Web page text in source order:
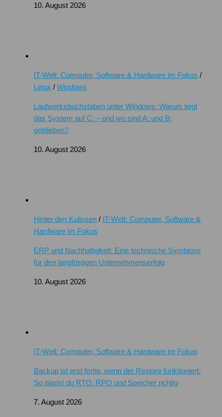
10. August 2026
IT-Welt: Computer, Software & Hardware im Fokus /
Linux / Windows
Laufwerksbuchstaben unter Windows: Warum liegt
das System auf C: – und wo sind A: und B:
geblieben?
10. August 2026
Hinter den Kulissen / IT-Welt: Computer, Software &
Hardware im Fokus
ERP und Nachhaltigkeit: Eine technische Symbiose
für den langfristigen Unternehmenserfolg
10. August 2026
IT-Welt: Computer, Software & Hardware im Fokus
Backup ist erst fertig, wenn der Restore funktioniert:
So planst du RTO, RPO und Speicher richtig
7. August 2026